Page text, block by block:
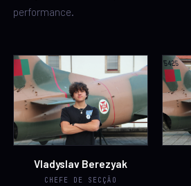
performance.
Vladyslav Berezyak
CHEFE DE SECÇÃO